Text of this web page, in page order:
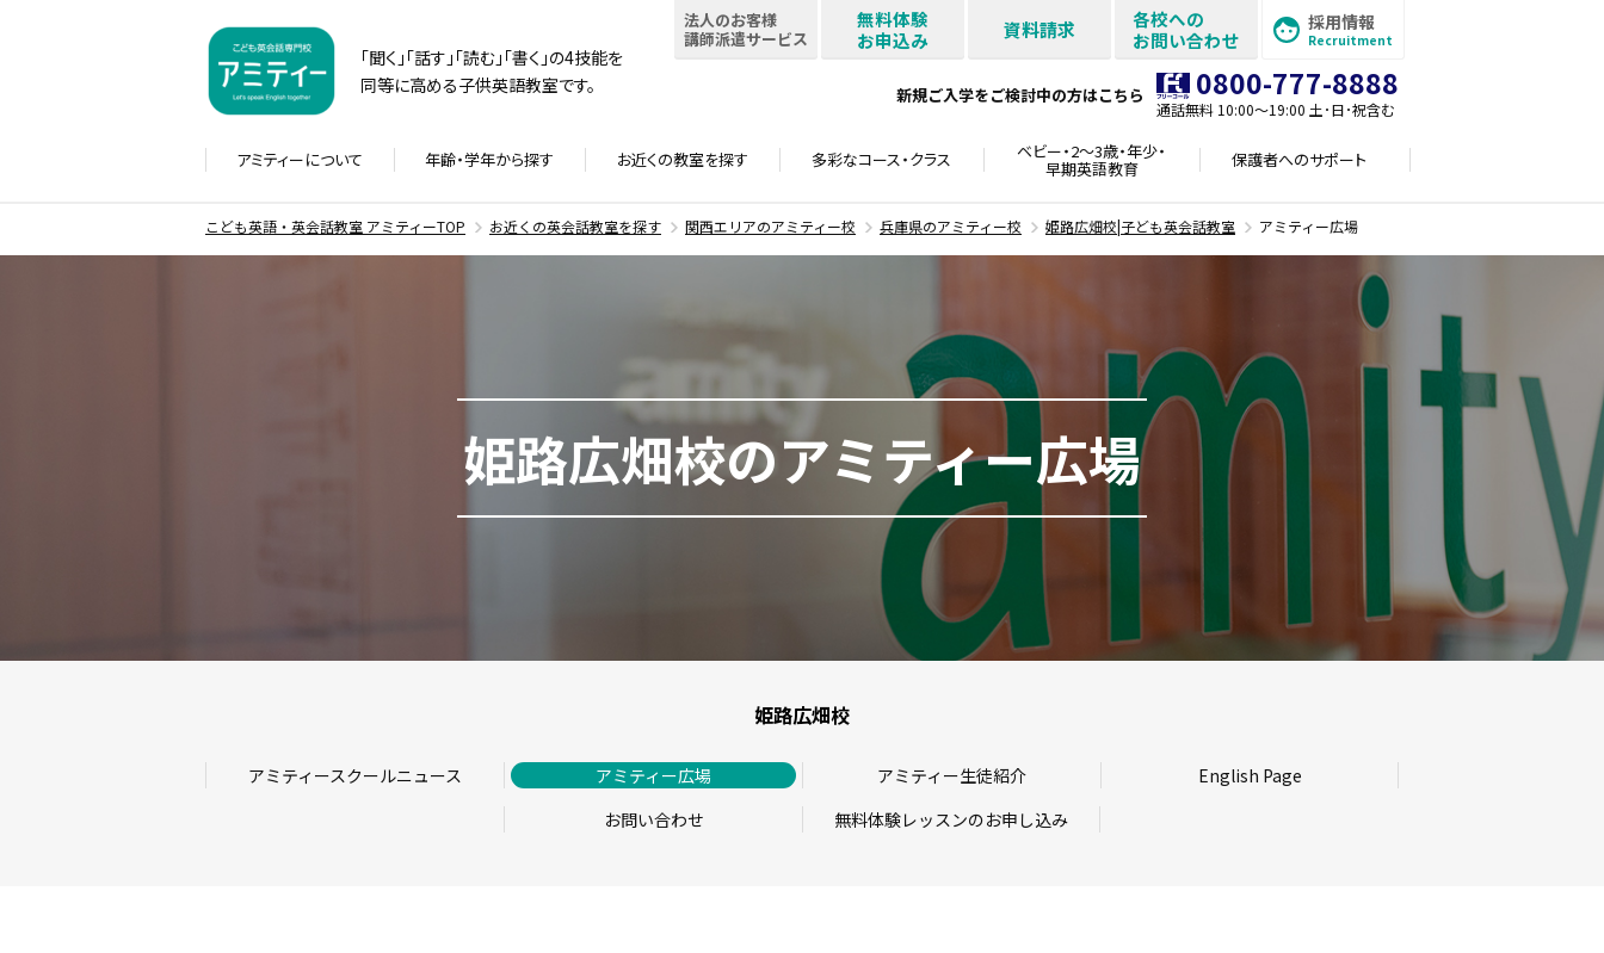
「聞く」「話す」「読む」「書く」の4技能を
同等に高める子供英語教室です。
法人のお客様
講師派遣サービス
無料体験
お申込み
資料請求
各校への
お問い合わせ
採用情報
Recruitment
新規ご入学をご検討中の方はこちら 0800-777-8888
通話無料 10:00〜19:00 土･日･祝含む
アミティーについて 年齢・学年から探す お近くの教室を探す 多彩なコース・クラス ベビー・2～3歳・年少・
早期英語教育 保護者へのサポート
こども英語・英会話教室 アミティーTOP お近くの英会話教室を探す 関西エリアのアミティー校 兵庫県のアミティー校 姫路広畑校|子ども英会話教室 アミティー広場
姫路広畑校のアミティー広場
姫路広畑校
アミティースクールニュース アミティー広場 アミティー生徒紹介
English Page
お問い合わせ
無料体験レッスンのお申し込み